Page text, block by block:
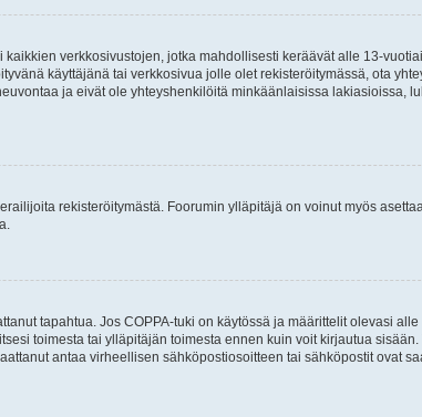
verkkosivustojen, jotka mahdollisesti keräävät alle 13-
käyttäjänä tai verkkosivua jolle olet rekisteröitymässä, ota
ja eivät ole yhteyshenkilöitä minkäänlaisissa lakiasioissa,
rekisteröitymästä. Foorumin ylläpitäjä on voinut myös
tapahtua. Jos COPPA-tuki on käytössä ja määrittelit olevasi
toimesta tai ylläpitäjän toimesta ennen kuin voit kirjautua
antaa virheellisen sähköpostiosoitteen tai sähköpostit ovat